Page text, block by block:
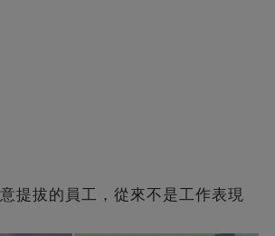
提拔的員工，從來不是工作表現